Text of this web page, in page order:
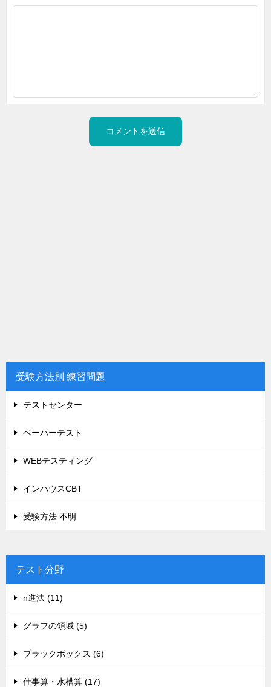
受験方法別 練習問題
テストセンター
ペーパーテスト
WEBテスティング
インハウスCBT
受験方法 不明
テスト分野
n進法 (11)
グラフの領域 (5)
ブラックボックス (6)
仕事算・水槽算 (17)